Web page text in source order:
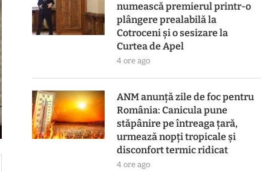
numească premierul printr-o
plângere prealabilă la
Cotroceni și o sesizare la
Curtea de Apel
4 ore ago
ANM anunță zile de foc pentru
România: Canicula pune
stăpânire pe întreaga țară,
urmează nopți tropicale și
disconfort termic ridicat
4 ore ago